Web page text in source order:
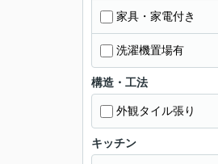
家具・家電付き
洗濯機置場有
構造・工法
外観タイル張り
キッチン